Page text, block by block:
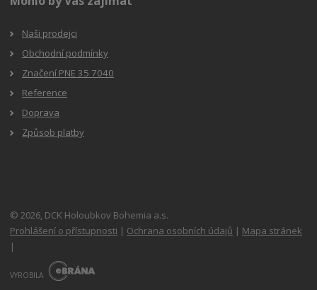
Naši prodejci
Obchodní podmínky
Značení PNE 35 7040
Reference
Doprava
Způsob platby
© 2026, DCK Holoubkov Bohemia a.s.
Prohlášení o přístupnosti | Ochrana osobních údajů | Mapa stránek
|
VYROBILA